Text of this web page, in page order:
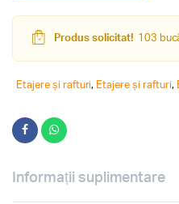
Produs solicitat! 103
Etajere și rafturi, Etajere și rafturi,
Informații suplimentare